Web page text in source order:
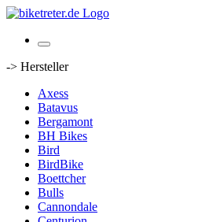
-> Hersteller
Axess
Batavus
Bergamont
BH Bikes
Bird
BirdBike
Boettcher
Bulls
Cannondale